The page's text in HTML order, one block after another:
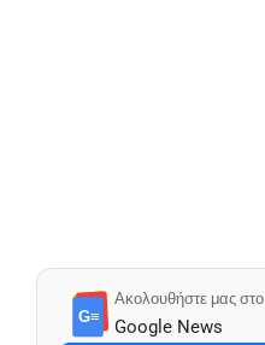
G≡
Ακολουθήστε μας στο
Google News